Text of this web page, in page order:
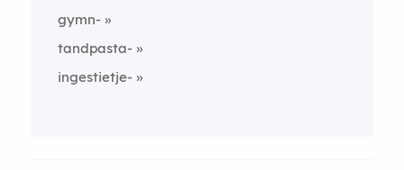
gymn-
tandpasta-
ingestietje-